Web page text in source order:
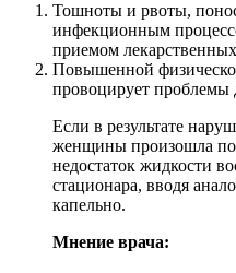
Тошноты и рвоты,
инфекционным
приемом лекарственных
Повышенной
провоцирует проблемы
Если в результате
женщины произошла
недостаток жидкости
стационара, вводя
капельно.
Мнение врача: